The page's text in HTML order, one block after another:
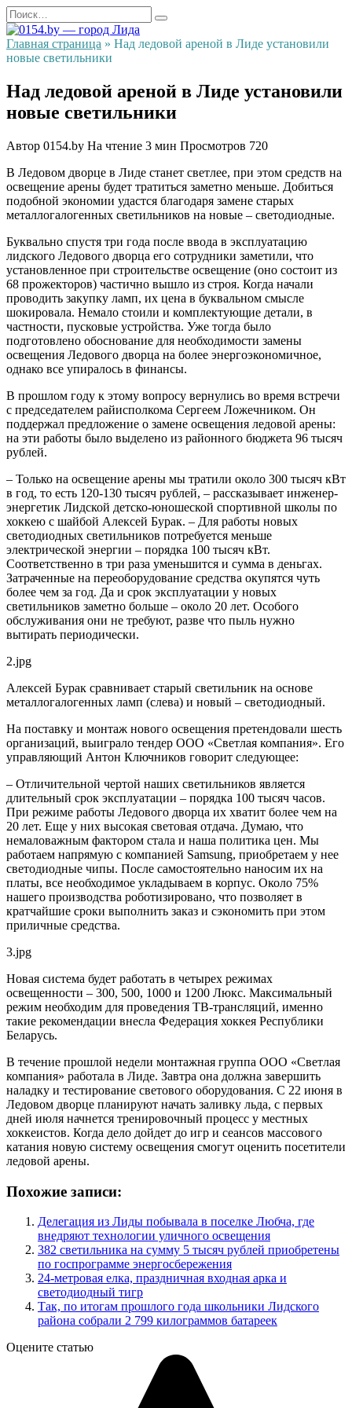
Перейти
к
содержанию
Search
for:
Главная страница » Над ледовой ареной в Лиде установили
новые светильники
Над ледовой ареной в Лиде установили
новые светильники
Автор 0154.by На чтение 3 мин Просмотров 720
В Ледовом дворце в Лиде станет светлее, при этом средств на
освещение арены будет тратиться заметно меньше. Добиться
подобной экономии удастся благодаря замене старых
металлогалогенных светильников на новые – светодиодные.
Буквально спустя три года после ввода в эксплуатацию
лидского Ледового дворца его сотрудники заметили, что
установленное при строительстве освещение (оно состоит из
68 прожекторов) частично вышло из строя. Когда начали
проводить закупку ламп, их цена в буквальном смысле
шокировала. Немало стоили и комплектующие детали, в
частности, пусковые устройства. Уже тогда было
подготовлено обоснование для необходимости замены
освещения Ледового дворца на более энергоэкономичное,
однако все упиралось в финансы.
В прошлом году к этому вопросу вернулись во время встречи
с председателем райисполкома Сергеем Ложечником. Он
поддержал предложение о замене освещения ледовой арены:
на эти работы было выделено из районного бюджета 96 тысяч
рублей.
– Только на освещение арены мы тратили около 300 тысяч кВт
в год, то есть 120-130 тысяч рублей, – рассказывает инженер-
энергетик Лидской детско-юношеской спортивной школы по
хоккею с шайбой Алексей Бурак. – Для работы новых
светодиодных светильников потребуется меньше
электрической энергии – порядка 100 тысяч кВт.
Соответственно в три раза уменьшится и сумма в деньгах.
Затраченные на переоборудование средства окупятся чуть
более чем за год. Да и срок эксплуатации у новых
светильников заметно больше – около 20 лет. Особого
обслуживания они не требуют, разве что пыль нужно
вытирать периодически.
2.jpg
Алексей Бурак сравнивает старый светильник на основе
металлогалогенных ламп (слева) и новый – светодиодный.
На поставку и монтаж нового освещения претендовали шесть
организаций, выиграло тендер ООО «Светлая компания». Его
управляющий Антон Ключников говорит следующее:
– Отличительной чертой наших светильников является
длительный срок эксплуатации – порядка 100 тысяч часов.
При режиме работы Ледового дворца их хватит более чем на
20 лет. Еще у них высокая световая отдача. Думаю, что
немаловажным фактором стала и наша политика цен. Мы
работаем напрямую с компанией Samsung, приобретаем у нее
светодиодные чипы. После самостоятельно наносим их на
платы, все необходимое укладываем в корпус. Около 75%
нашего производства роботизировано, что позволяет в
кратчайшие сроки выполнить заказ и сэкономить при этом
приличные средства.
3.jpg
Новая система будет работать в четырех режимах
освещенности – 300, 500, 1000 и 1200 Люкс. Максимальный
режим необходим для проведения ТВ-трансляций, именно
такие рекомендации внесла Федерация хоккея Республики
Беларусь.
В течение прошлой недели монтажная группа ООО «Светлая
компания» работала в Лиде. Завтра она должна завершить
наладку и тестирование светового оборудования. С 22 июня в
Ледовом дворце планируют начать заливку льда, с первых
дней июля начнется тренировочный процесс у местных
хоккеистов. Когда дело дойдет до игр и сеансов массового
катания новую систему освещения смогут оценить посетители
ледовой арены.
Похожие записи:
Делегация из Лиды побывала в поселке Любча, где
внедряют технологии уличного освещения
382 светильника на сумму 5 тысяч рублей приобретены
по госпрограмме энергосбережения
24-метровая елка, праздничная входная арка и
светодиодный тигр
Так, по итогам прошлого года школьники Лидского
района собрали 2 799 килограммов батареек
Оцените статью